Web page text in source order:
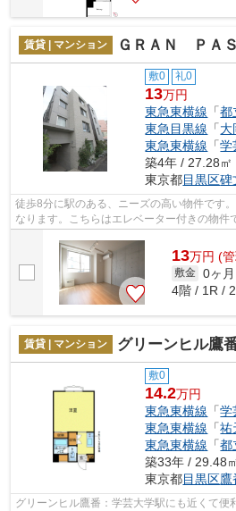
賃貸 | マンション ＧＲＡＮ ＰＡＳＥ
敷0 礼0
13万円
東急東横線 「都
東急目黒線 「大
東急東横線 「学
築4年 / 27.28㎡
東京都目黒区碑
徒歩8分に駅のある、ニーズの高い物件です
なります。こちらはエレベーター付きの物件
13万円 (
敷金 0ヶ月
4階 / 1R /
賃貸 | マンション グリーンヒル鷹
敷0
14.2万円
東急東横線 「学
東急東横線 「祐
東急東横線 「都
築33年 / 29.48
東京都目黒区鷹
グリーンヒル鷹番：学芸大学駅にも近くて便